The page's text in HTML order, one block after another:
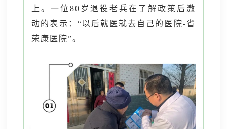
上。一位80岁退役老兵在了解政策后激
动的表示：“以后就医就去自己的医院-省
荣康医院”。